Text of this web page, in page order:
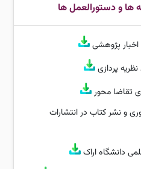
ها و دستورالعمل ها
اخبار پژوهشی
پردازی
تقاضا محور
و نشر کتاب در انتشارات
دانشگاه اراک